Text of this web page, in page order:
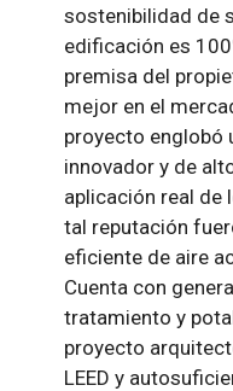
sostenibilidad de
edificación es
premisa del
mejor en el
proyecto englobó
innovador y de
aplicación real de
tal reputación
eficiente de aire
Cuenta con
tratamiento y
proyecto
LEED y